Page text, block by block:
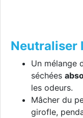
Neutraliser
Un mélange
séchées
les odeurs.
Mâcher du
girofle,